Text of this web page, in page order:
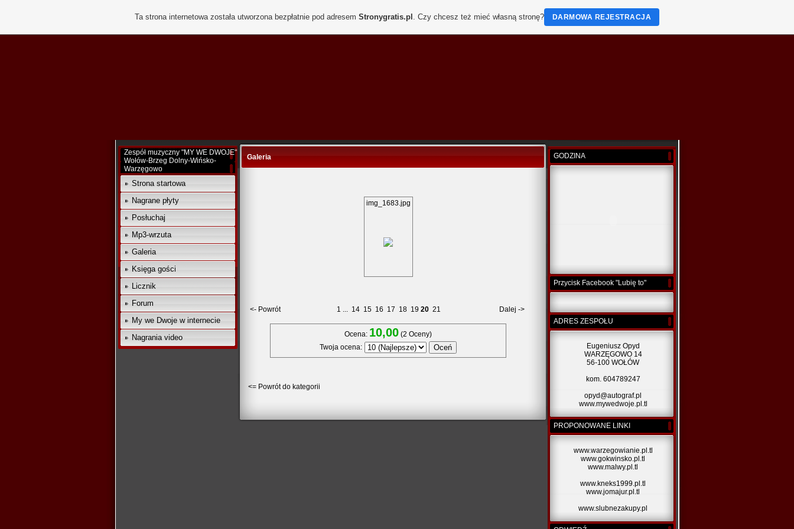
Zespół muzyczny "MY WE DWOJE"
Wołów-Brzeg Dolny-Wińsko-
Warzęgowo
Strona startowa
Nagrane płyty
Posłuchaj
Mp3-wrzuta
Galeria
Księga gości
Licznik
Forum
My we Dwoje w internecie
Nagrania video
Galeria
img_1683.jpg
<- Powrót 1 ... 14 15 16 17 18 19 20 21 Dalej ->
Ocena: 10,00 (2 Oceny)
Twoja ocena:
<= Powrót do kategorii
GODZINA
Przycisk Facebook "Lubię to"
ADRES ZESPOŁU
Eugeniusz Opyd
WARZĘGOWO 14
56-100 WOŁÓW
kom. 604789247
opyd@autograf.pl
www.mywedwoje.pl.tl
PROPONOWANE LINKI
www.warzegowianie.pl.tl
www.gokwinsko.pl.tl
www.malwy.pl.tl
www.kneks1999.pl.tl
www.jomajur.pl.tl
www.slubnezakupy.pl
Ta strona internetowa została utworzona bezpłatnie pod adresem Stronygratis.pl . Czy chcesz też mieć własną stronę? DARMOWA REJESTRACJA